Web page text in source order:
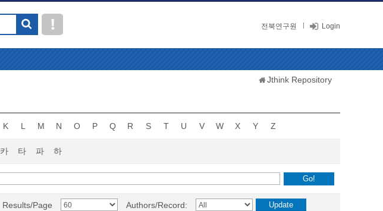
전북연구원 Login
Jthink Repository
K L M N O P Q R S T U V W X Y Z
카 타 파 하
Results/Page Authors/Record: